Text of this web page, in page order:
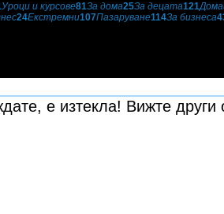
Уроци и курсове81За дома25За децата121
24Екстремни107Пазаруване114За бизнеса
е изтекла! Вижте други